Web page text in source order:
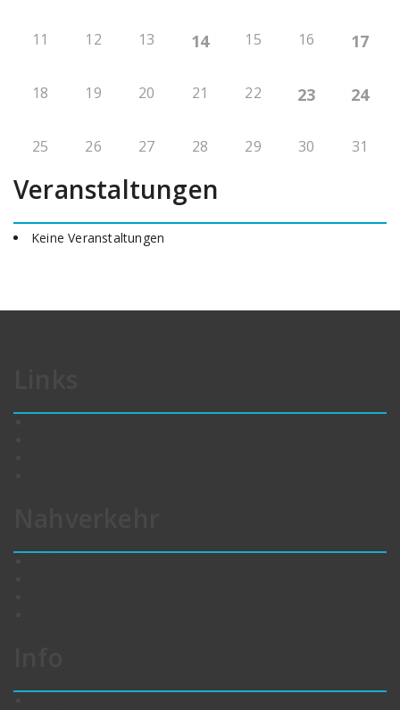
11 12 13 14 15 16 17
18 19 20 21 22 23 24
25 26 27 28 29 30 31
Veranstaltungen
Keine Veranstaltungen